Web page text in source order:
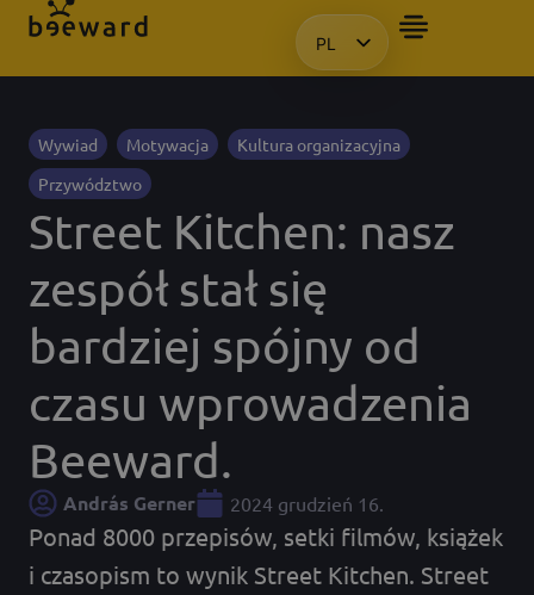
PL
HU
KO
Wywiad Motywacja
Kultura organizacyjna
Przywództwo
Street Kitchen: nasz
zespół stał się
bardziej spójny od
czasu wprowadzenia
Beeward.
András Gerner 2024 grudzień 16.
Ponad 8000 przepisów, setki filmów, książek
i czasopism to wynik Street Kitchen. Street